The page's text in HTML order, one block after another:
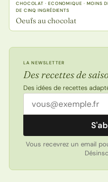
CHOCOLAT · ECONOMIQUE · MOINS
DE CINQ INGRÉDIENTS
Oeufs au chocolat
LA NEWSLETTER
Des recettes de
Des idées de recettes
Adresse email
Vous recevrez un email